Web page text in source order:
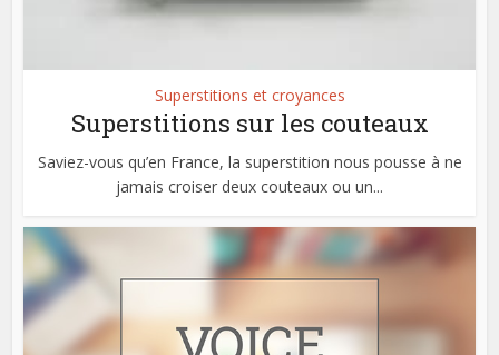
Superstitions et croyances
Superstitions sur les couteaux
Saviez-vous qu’en France, la superstition nous pousse à ne
jamais croiser deux couteaux ou un...